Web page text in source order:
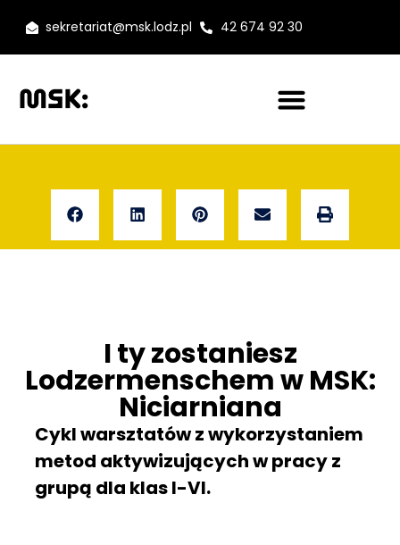
sekretariat@msk.lodz.pl 42 674 92 30
I ty zostaniesz
Lodzermenschem w MSK:
Niciarniana
Cykl warsztatów z wykorzystaniem
metod aktywizujących w pracy z
grupą dla klas I-VI.